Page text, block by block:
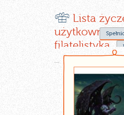
r Lista
użytkownika
filatelistyka